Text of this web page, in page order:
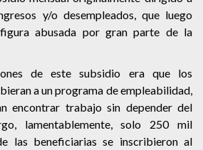
y/o desempleados, que luego
abusada por gran parte de la
de este subsidio era que los
a un programa de empleabilidad,
encontrar trabajo sin depender del
lamentablemente, solo 250 mil
las beneficiarias se inscribieron al